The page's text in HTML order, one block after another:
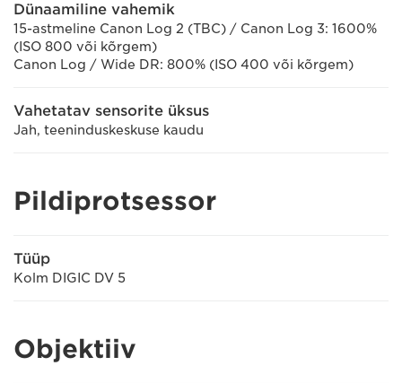
Dünaamiline vahemik
15-astmeline Canon Log 2 (TBC) / Canon Log 3: 1600%
(ISO 800 või kõrgem)
Canon Log / Wide DR: 800% (ISO 400 või kõrgem)
Vahetatav sensorite üksus
Jah, teeninduskeskuse kaudu
Pildiprotsessor
Tüüp
Kolm DIGIC DV 5
Objektiiv